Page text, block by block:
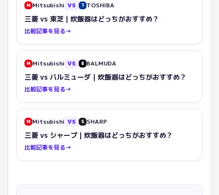
M Mitsubishi VS T TOSHIBA
三菱 vs 東芝｜炊飯器はどっちがおすすめ？
比較記事を見る→
M Mitsubishi VS B BALMUDA
三菱 vs バルミューダ｜炊飯器はどっちがおすすめ？
比較記事を見る→
M Mitsubishi VS S SHARP
三菱 vs シャープ｜炊飯器はどっちがおすすめ？
比較記事を見る→